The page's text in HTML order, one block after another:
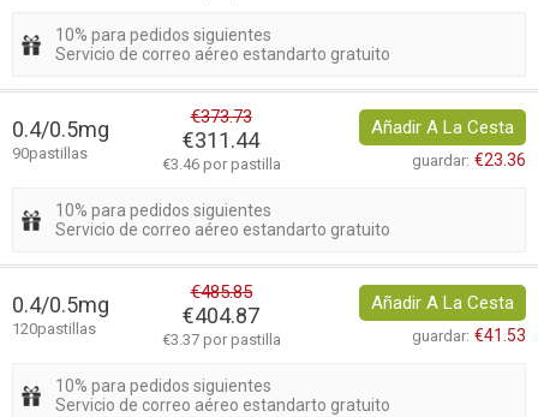
10% para pedidos siguientes
Servicio de correo aéreo estandarto gratuito
0.4/0.5mg
90pastillas
€373.73
€311.44
€3.46 por pastilla
Añadir A La Cesta
guardar: €23.36
10% para pedidos siguientes
Servicio de correo aéreo estandarto gratuito
0.4/0.5mg
120pastillas
€485.85
€404.87
€3.37 por pastilla
Añadir A La Cesta
guardar: €41.53
10% para pedidos siguientes
Servicio de correo aéreo estandarto gratuito